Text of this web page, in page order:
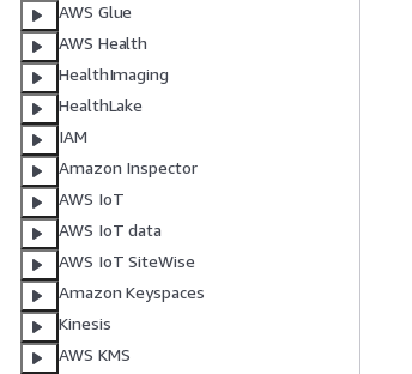
AWS Glue
AWS Health
HealthImaging
HealthLake
IAM
Amazon Inspector
AWS IoT
AWS IoT data
AWS IoT SiteWise
Amazon Keyspaces
Kinesis
AWS KMS